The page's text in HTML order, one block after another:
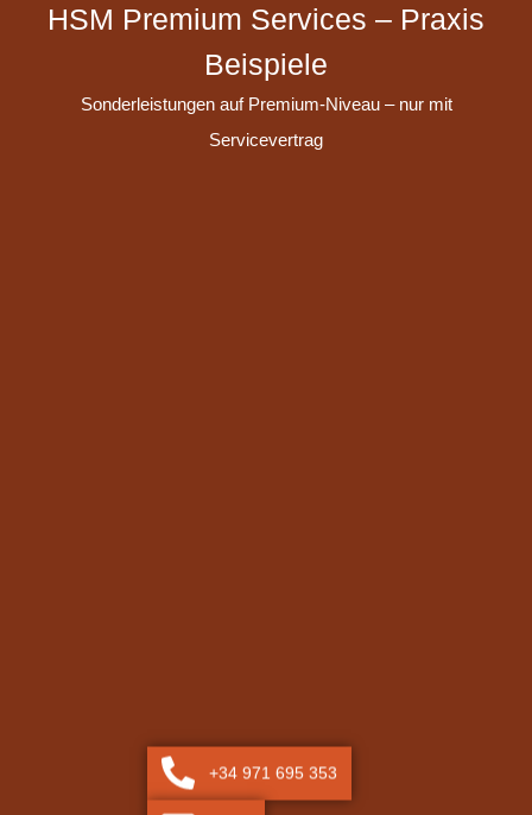
HSM Premium Services – Praxis
Beispiele
Sonderleistungen auf Premium-Niveau – nur mit
Servicevertrag
+34 971 695 353